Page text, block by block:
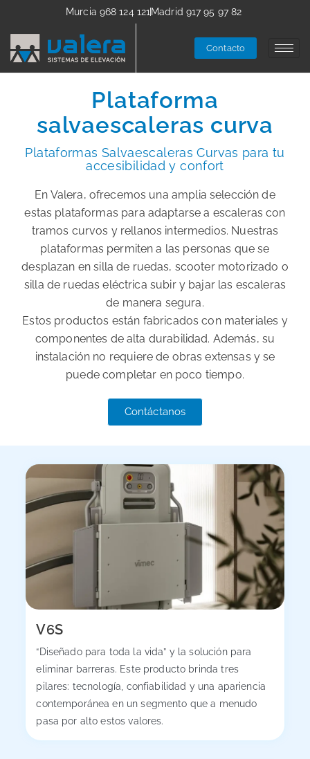
Murcia 968 124 121 Madrid 917 95 97 82
Contacto
Plataforma
salvaescaleras curva
Plataformas Salvaescaleras Curvas para tu
accesibilidad y confort
En Valera, ofrecemos una amplia selección de
estas plataformas para adaptarse a escaleras con
tramos curvos y rellanos intermedios. Nuestras
plataformas permiten a las personas que se
desplazan en silla de ruedas, scooter motorizado o
silla de ruedas eléctrica subir y bajar las escaleras
de manera segura.
Estos productos están fabricados con materiales y
componentes de alta durabilidad. Además, su
instalación no requiere de obras extensas y se
puede completar en poco tiempo.
Contáctanos
V6S
“Diseñado para toda la vida” y la solución para
eliminar barreras.‎ Este producto brinda tres
pilares: tecnología, confiabilidad y una apariencia
contemporánea en un segmento que a menudo
pasa por alto estos valores.